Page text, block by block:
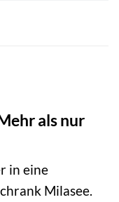
als nur
in eine
Milasee.